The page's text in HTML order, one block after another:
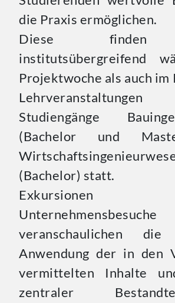
die Praxis ermöglichen.
Diese finden
institutsübergreifend
Projektwoche als auch im
Lehrveranstaltungen
Studiengänge
(Bachelor und
(Bachelor) statt.
Unternehmensbesuche
veranschaulichen die
Anwendung der in den
vermittelten Inhalte
zentraler